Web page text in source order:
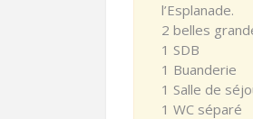
l’Esplanade.
2 belles
1 SDB
1 Buanderie
1 Salle de
1 WC séparé